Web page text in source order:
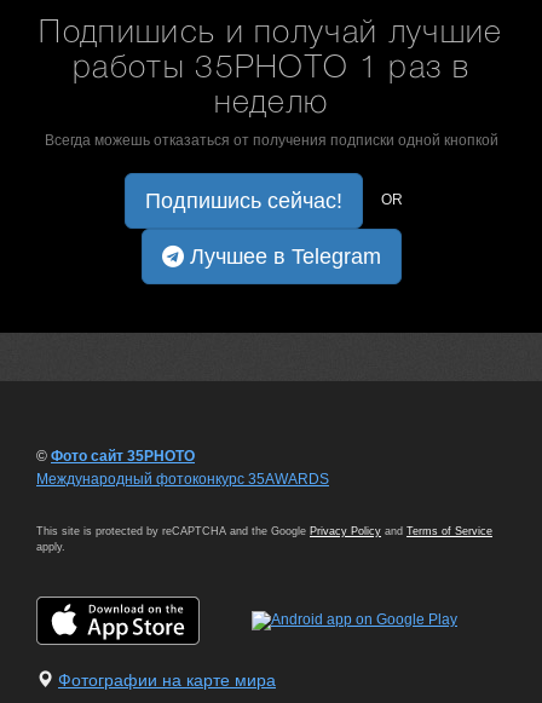
Подпишись и получай лучшие
работы 35PHOTO 1 раз в
неделю
Всегда можешь отказаться от получения подписки одной кнопкой
Подпишись сейчас! OR
Лучшее в Telegram
© Фото сайт 35PHOTO
Международный фотоконкурс 35AWARDS
This site is protected by reCAPTCHA and the Google Privacy Policy and Terms of Service
apply.
Фотографии на карте мира